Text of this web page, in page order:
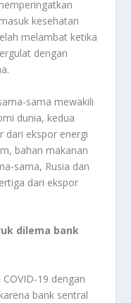
kesehatan
melambat ketika
dengan
sama mewakili
dunia, kedua
dari ekspor energi
bahan makanan
sama, Rusia dan
dari ekspor
dilema bank
19 dengan
bank sentral